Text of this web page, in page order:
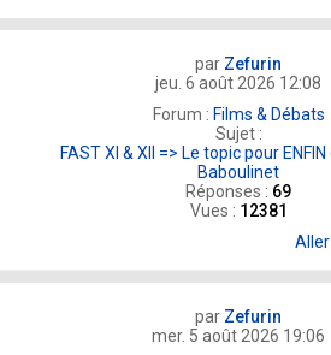
par Zefurin
jeu. 6 août 2026 12:08
Forum : Films & Débats
Sujet :
FAST XI & XII => Le topic pour
Baboulinet
Réponses : 69
Vues : 12381
par Zefurin
mer. 5 août 2026 19:06